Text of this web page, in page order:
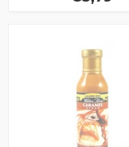
dimagrimento